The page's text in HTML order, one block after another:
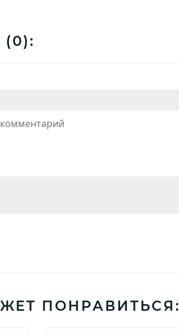
(0):
ПОНРАВИТЬСЯ: